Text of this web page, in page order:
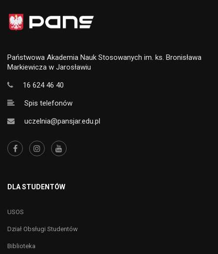
Państwowa Akademia Nauk Stosowanych im. ks. Bronisława
Markiewicza w Jarosławiu
16 624 46 40
Spis telefonów
uczelnia@pansjar.edu.pl
DLA STUDENTÓW
USOS
Dział Obsługi Studentów
Biblioteka